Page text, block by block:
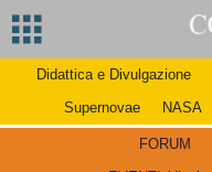
Didattica e Divulgazione
Supernovae
NASA
FORUM